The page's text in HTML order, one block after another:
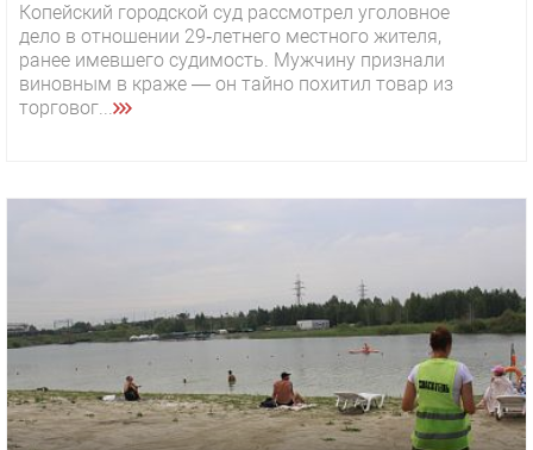
Копейский городской суд рассмотрел уголовное
дело в отношении 29‑летнего местного жителя,
ранее имевшего судимость. Мужчину признали
виновным в краже — он тайно похитил товар из
торговог...